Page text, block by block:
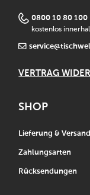
0800 10 80 100
kostenlos
VERTRAG
SHOP
Lieferung & Versand
Zahlungsarten
Rücksendungen